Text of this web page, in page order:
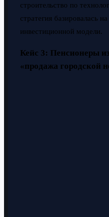
строительство по
стратегия базировалась
инвестиционной модели.
Кейс 3: Пенсионеры
«продажа городской